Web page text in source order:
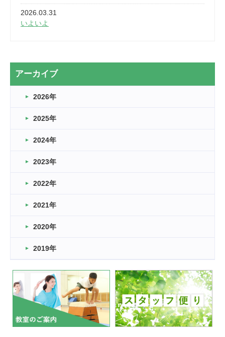
2026.03.31
いよいよ
2026.03.20
なぎなた
2026.03.16
車いすバスケとRくんのお話
卒業・卒園の季節★
2026.03.11
緑ケ丘体育館
2022.11.03
緑ケ丘体育館
いたっぼーる大会☆彡
緑ケ丘体育館
2022.07.03
市内総合体育大会が開始
緑ケ丘体育館 猪名川運動広場
古池運動広場
アーカイブ
2026年
2025年
2024年
2023年
2022年
2021年
2020年
2019年